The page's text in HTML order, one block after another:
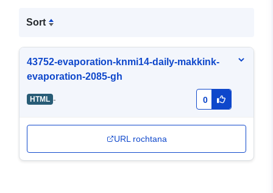
Sort
43752-evaporation-knmi14-daily-makkink-
evaporation-2085-gh
HTML - 0
URL rochtana